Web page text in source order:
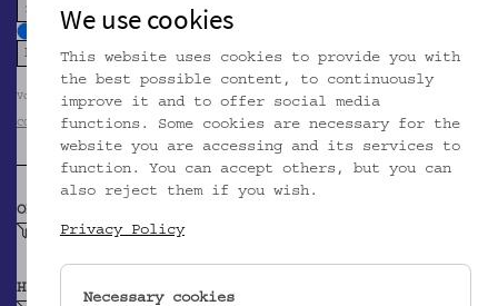
zoom in
Volkskundemuseum Wien
CC BY-NC-SA
OBJEKTKLASSE
Zierdeckchen
HERSTELLER/IN
We use cookies
This website uses cookies to provide you with
the best possible content, to continuously
improve it and to offer social media
functions. Some cookies are necessary for the
website you are accessing and its services to
function. You can accept others, but you can
also reject them if you wish.
Privacy Policy
Necessary cookies